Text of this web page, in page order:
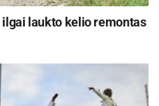
laukto kelio remontas